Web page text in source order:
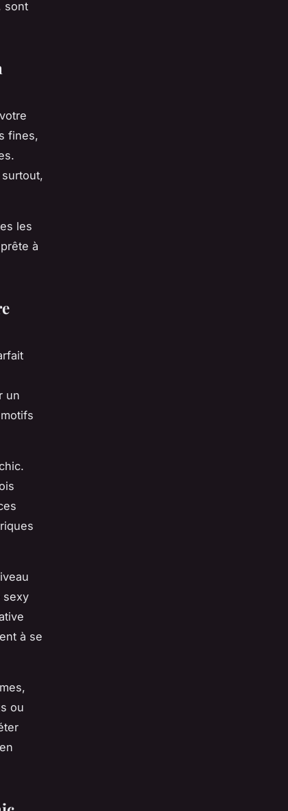
sont
fines,
les
à
un
sexy
à se
ou